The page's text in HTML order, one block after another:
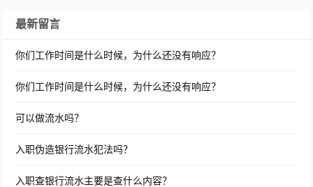
最新留言
你们工作时间是什么时候，为什么还没有响应？
你们工作时间是什么时候，为什么还没有响应？
可以做流水吗？
入职伪造银行流水犯法吗？
入职查银行流水主要是查什么内容？